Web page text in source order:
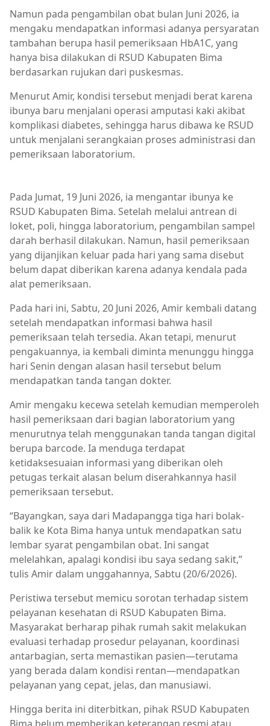
Namun pada pengambilan obat bulan Juni 2026, ia
mengaku mendapatkan informasi adanya persyaratan
tambahan berupa hasil pemeriksaan HbA1C, yang
hanya bisa dilakukan di RSUD Kabupaten Bima
berdasarkan rujukan dari puskesmas.
Menurut Amir, kondisi tersebut menjadi berat karena
ibunya baru menjalani operasi amputasi kaki akibat
komplikasi diabetes, sehingga harus dibawa ke RSUD
untuk menjalani serangkaian proses administrasi dan
pemeriksaan laboratorium.
Pada Jumat, 19 Juni 2026, ia mengantar ibunya ke
RSUD Kabupaten Bima. Setelah melalui antrean di
loket, poli, hingga laboratorium, pengambilan sampel
darah berhasil dilakukan. Namun, hasil pemeriksaan
yang dijanjikan keluar pada hari yang sama disebut
belum dapat diberikan karena adanya kendala pada
alat pemeriksaan.
Pada hari ini, Sabtu, 20 Juni 2026, Amir kembali datang
setelah mendapatkan informasi bahwa hasil
pemeriksaan telah tersedia. Akan tetapi, menurut
pengakuannya, ia kembali diminta menunggu hingga
hari Senin dengan alasan hasil tersebut belum
mendapatkan tanda tangan dokter.
Amir mengaku kecewa setelah kemudian memperoleh
hasil pemeriksaan dari bagian laboratorium yang
menurutnya telah menggunakan tanda tangan digital
berupa barcode. Ia menduga terdapat
ketidaksesuaian informasi yang diberikan oleh
petugas terkait alasan belum diserahkannya hasil
pemeriksaan tersebut.
“Bayangkan, saya dari Madapangga tiga hari bolak-
balik ke Kota Bima hanya untuk mendapatkan satu
lembar syarat pengambilan obat. Ini sangat
melelahkan, apalagi kondisi ibu saya sedang sakit,”
tulis Amir dalam unggahannya, Sabtu (20/6/2026).
Peristiwa tersebut memicu sorotan terhadap sistem
pelayanan kesehatan di RSUD Kabupaten Bima.
Masyarakat berharap pihak rumah sakit melakukan
evaluasi terhadap prosedur pelayanan, koordinasi
antarbagian, serta memastikan pasien—terutama
yang berada dalam kondisi rentan—mendapatkan
pelayanan yang cepat, jelas, dan manusiawi.
Hingga berita ini diterbitkan, pihak RSUD Kabupaten